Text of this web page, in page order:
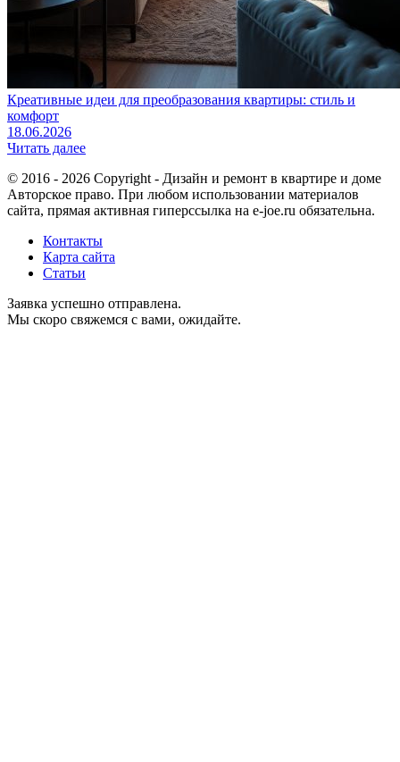
Креативные идеи для преобразования квартиры: стиль и
комфорт
18.06.2026
Читать далее
© 2016 - 2026 Copyright - Дизайн и ремонт в квартире и доме
Авторское право. При любом использовании материалов
сайта, прямая активная гиперссылка на e-joe.ru обязательна.
Контакты
Карта сайта
Статьи
Заявка успешно отправлена.
Мы скоро свяжемся с вами, ожидайте.